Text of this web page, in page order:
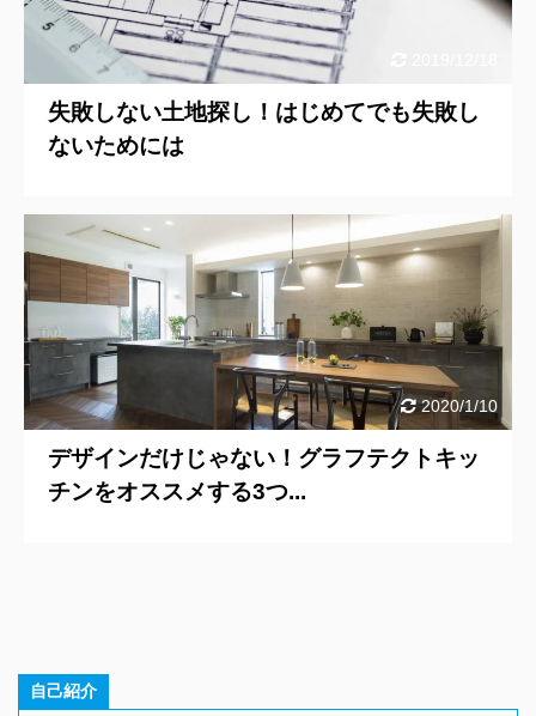
失敗しない土地探し！はじめてでも失敗し
ないためには
2020/1/10
デザインだけじゃない！グラフテクトキッ
チンをオススメする3つ...
自己紹介